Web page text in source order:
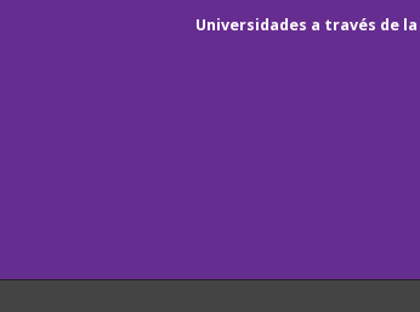
Universidades a través de